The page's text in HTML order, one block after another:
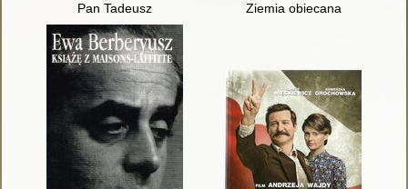
Pan Tadeusz Ziemia obiecana